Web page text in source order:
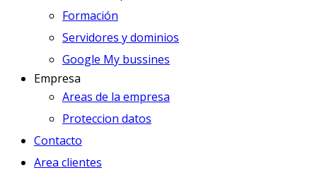
Formación
Servidores y dominios
Google My bussines
Empresa
Areas de la empresa
Proteccion datos
Contacto
Area clientes